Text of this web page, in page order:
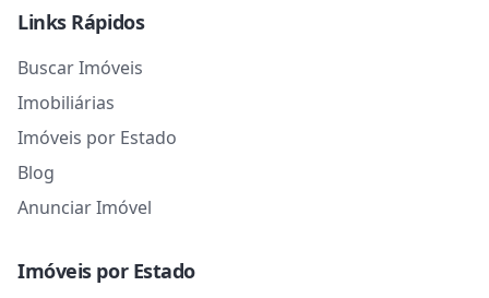
Links Rápidos
Buscar Imóveis
Imobiliárias
Imóveis por Estado
Blog
Anunciar Imóvel
Imóveis por Estado